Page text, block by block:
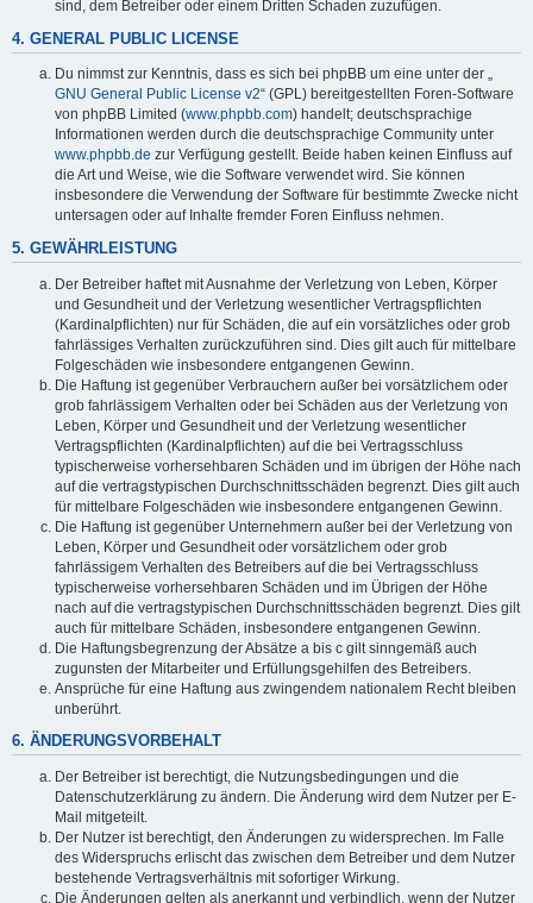
sind, dem Betreiber oder einem Dritten Schaden zuzufügen.
4. GENERAL PUBLIC LICENSE
Du nimmst zur Kenntnis, dass es sich bei phpBB um eine unter der „
GNU General Public License v2“ (GPL) bereitgestellten Foren-Software
von phpBB Limited (www.phpbb.com) handelt; deutschsprachige
Informationen werden durch die deutschsprachige Community unter
www.phpbb.de zur Verfügung gestellt. Beide haben keinen Einfluss auf
die Art und Weise, wie die Software verwendet wird. Sie können
insbesondere die Verwendung der Software für bestimmte Zwecke nicht
untersagen oder auf Inhalte fremder Foren Einfluss nehmen.
5. GEWÄHRLEISTUNG
Der Betreiber haftet mit Ausnahme der Verletzung von Leben, Körper
und Gesundheit und der Verletzung wesentlicher Vertragspflichten
(Kardinalpflichten) nur für Schäden, die auf ein vorsätzliches oder grob
fahrlässiges Verhalten zurückzuführen sind. Dies gilt auch für mittelbare
Folgeschäden wie insbesondere entgangenen Gewinn.
Die Haftung ist gegenüber Verbrauchern außer bei vorsätzlichem oder
grob fahrlässigem Verhalten oder bei Schäden aus der Verletzung von
Leben, Körper und Gesundheit und der Verletzung wesentlicher
Vertragspflichten (Kardinalpflichten) auf die bei Vertragsschluss
typischerweise vorhersehbaren Schäden und im übrigen der Höhe nach
auf die vertragstypischen Durchschnittsschäden begrenzt. Dies gilt auch
für mittelbare Folgeschäden wie insbesondere entgangenen Gewinn.
Die Haftung ist gegenüber Unternehmern außer bei der Verletzung von
Leben, Körper und Gesundheit oder vorsätzlichem oder grob
fahrlässigem Verhalten des Betreibers auf die bei Vertragsschluss
typischerweise vorhersehbaren Schäden und im Übrigen der Höhe
nach auf die vertragstypischen Durchschnittsschäden begrenzt. Dies gilt
auch für mittelbare Schäden, insbesondere entgangenen Gewinn.
Die Haftungsbegrenzung der Absätze a bis c gilt sinngemäß auch
zugunsten der Mitarbeiter und Erfüllungsgehilfen des Betreibers.
Ansprüche für eine Haftung aus zwingendem nationalem Recht bleiben
unberührt.
6. ÄNDERUNGSVORBEHALT
Der Betreiber ist berechtigt, die Nutzungsbedingungen und die
Datenschutzerklärung zu ändern. Die Änderung wird dem Nutzer per E-
Mail mitgeteilt.
Der Nutzer ist berechtigt, den Änderungen zu widersprechen. Im Falle
des Widerspruchs erlischt das zwischen dem Betreiber und dem Nutzer
bestehende Vertragsverhältnis mit sofortiger Wirkung.
Die Änderungen gelten als anerkannt und verbindlich, wenn der Nutzer